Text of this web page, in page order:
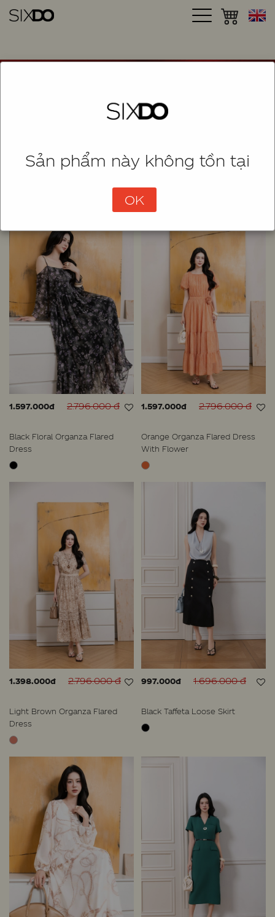
Sản phẩm này không tồn tại
OK
1.597.000đ 2.796.000 đ
Black Floral Organza Flared
Dress
1.597.000đ 2.796.000 đ
Orange Organza Flared Dress
With Flower
1.398.000đ 2.796.000 đ
Light Brown Organza Flared
Dress
997.000đ 1.696.000 đ
Black Taffeta Loose Skirt